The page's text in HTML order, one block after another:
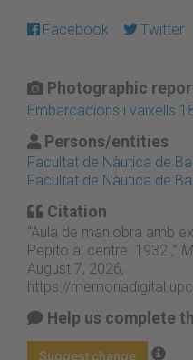
Facebook Twitter
Photographic
Embarcacions i vaixells
Persons/entities
Facultat de Nàutica de
Facultat de Nàutica de
Citation
“Aula de maniobra amb
Pepito al centre. 1932.,”
August 7, 2026,
https://
Help us complete
Suggest change